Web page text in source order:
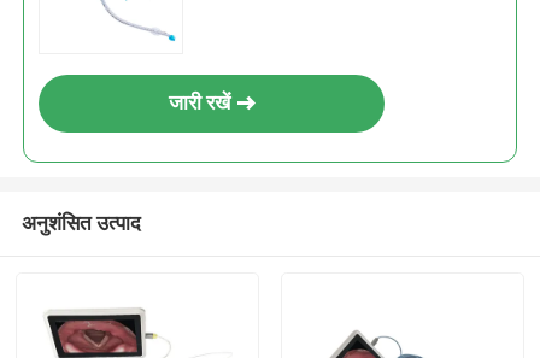
जारी रखें
अनुशंसित उत्पाद